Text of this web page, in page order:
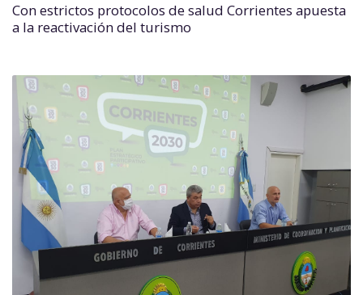
Con estrictos protocolos de salud Corrientes apuesta
a la reactivación del turismo